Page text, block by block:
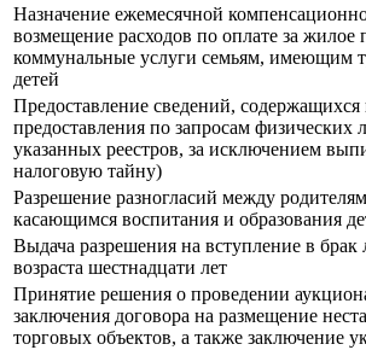
Назначение ежемесячной
возмещение расходов по оплате за
коммунальные услуги семьям, имеющим
детей
Предоставление сведений,
предоставления по запросам физических
указанных реестров, за исключением
налоговую тайну)
Разрешение разногласий между
касающимся воспитания и образования
Выдача разрешения на вступление в
возраста шестнадцати лет
Принятие решения о проведении
заключения договора на размещение
торговых объектов, а также заключение